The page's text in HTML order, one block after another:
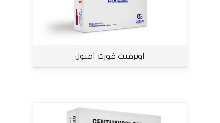
أوبرفيت فورت أمبول